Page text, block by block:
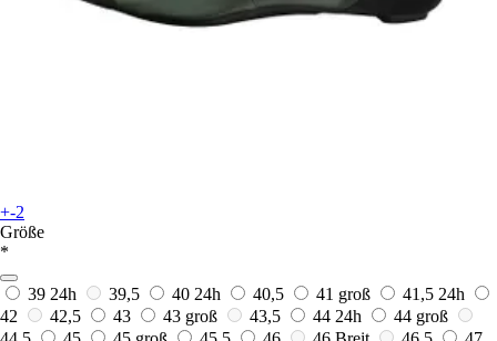
+-2
Größe
*
39 24h 39,5 40 24h 40,5 41 groß 41,5 24h
42
42,5 43 43 groß 43,5 44 24h
44 groß